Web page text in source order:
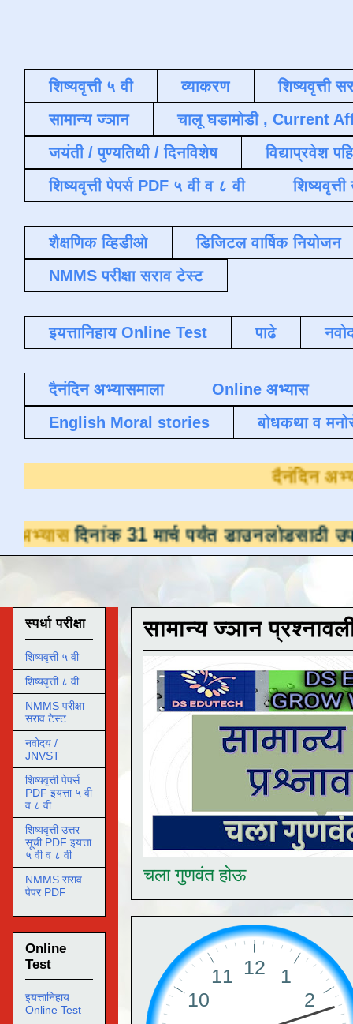
शिष्यवृत्ती ५ वी व्याकरण
शिष्यवृत्ती
सामान्य ज्ञान
चालू घडामोडी , Current
जयंती / पुण्यतिथी / दिनविशेष
विद्याप्रवेश
शिष्यवृत्ती पेपर्स PDF ५ वी व ८ वी
शैक्षणिक व्हिडीओ
डिजिटल वार्षिक नियोजन
NMMS परीक्षा सराव टेस्ट
इयत्तानिहाय Online Test पाढे
दैनंदिन अभ्यासमाला
Online अभ्यास
English Moral stories
बोधकथा व
31 मार्च पर्यंत डाउनलोडसाठी उपलब्ध ,
सामान्य ज्ञान
चला गुणवंत होऊ
स्पर्धा परीक्षा
शिष्यवृत्ती ५ वी
शिष्यवृत्ती ८ वी
NMMS परीक्षा
सराव टेस्ट
नवोदय /
JNVST
शिष्यवृत्ती पेपर्स
PDF इयत्ता ५ वी
व ८ वी
शिष्यवृत्ती उत्तर
सूची PDF इयत्ता
५ वी व ८ वी
NMMS सराव
पेपर PDF
Online
Test
इयत्तानिहाय
Online Test